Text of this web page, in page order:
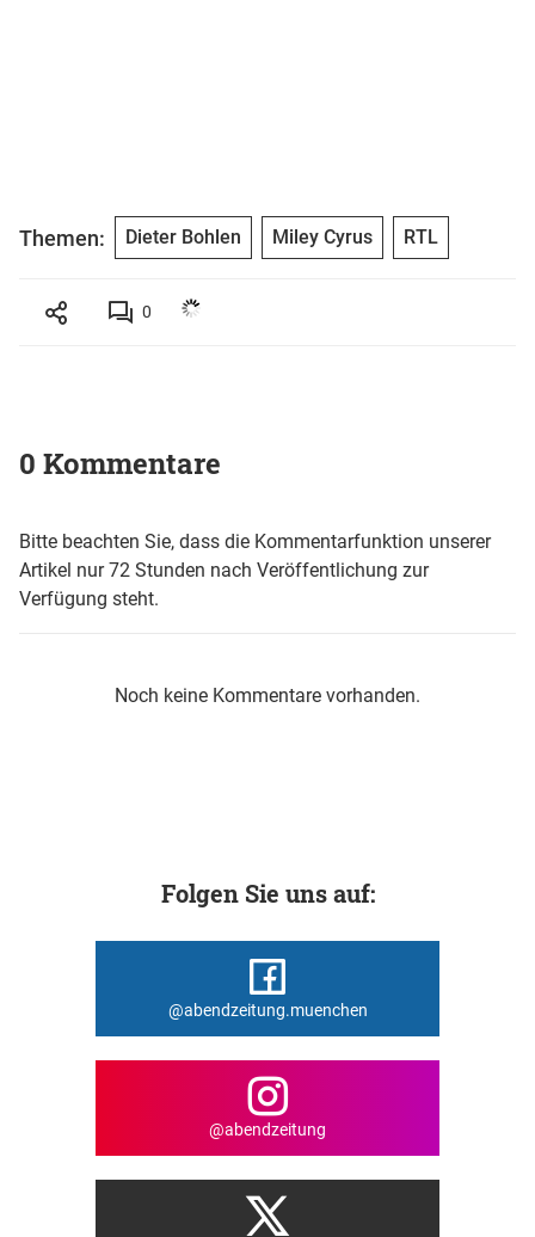
Themen: Dieter Bohlen Miley Cyrus RTL
0
0 Kommentare
Bitte beachten Sie, dass die Kommentarfunktion unserer
Artikel nur 72 Stunden nach Veröffentlichung zur
Verfügung steht.
Noch keine Kommentare vorhanden.
Folgen Sie uns auf:
@abendzeitung.muenchen
@abendzeitung